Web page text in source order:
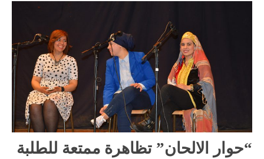
“حوار الالحان” تظاهرة ممتعة للطلبة